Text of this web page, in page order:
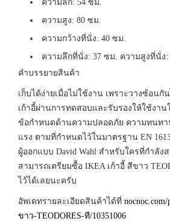
ความลึก: 54 ซม.
ความสูง: 80 ซม.
ความกว้างที่นั่ง: 40 ซม.
ความลึกที่นั่ง: 37 ซม. ความสูงที่นั่ง:
คำบรรยายสินค้า
เก็บได้ง่ายเมื่อไม่ใช้งาน เพราะวางซ้อนกั
เก้าอี้ผ่านการทดสอบและรับรองให้ใช้งา
ข้อกำหนดด้านความปลอดภัย ความทนท
แรง ตามที่กำหนดไว้ในมาตรฐาน EN
ผู้ออกแบบ David Wahl สำหรับใครที่กำลัง
สามารถเตรียมซื้อ IKEA เก้าอี้ สีขาว
ไว้ได้เลยนะครับ
อัพเดทรายละเอียดสินค้าได้ที่
ขาว-TEODORES-ที/10351006